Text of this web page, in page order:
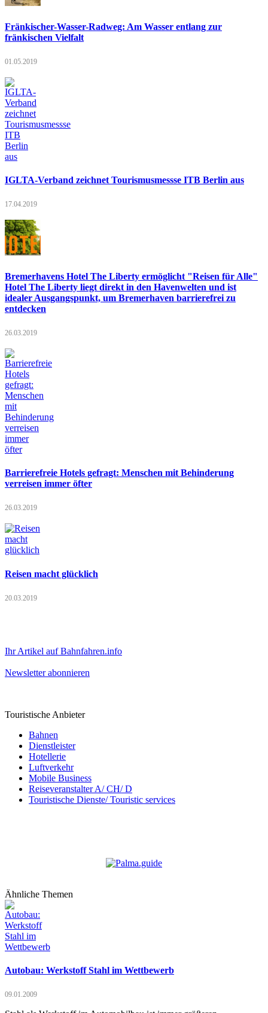
Fränkischer-Wasser-Radweg: Am Wasser entlang zur
fränkischen Vielfalt
01.05.2019
IGLTA-Verband zeichnet Tourismusmessse ITB Berlin aus
17.04.2019
Bremerhavens Hotel The Liberty ermöglicht "Reisen für Alle"
Hotel The Liberty liegt direkt in den Havenwelten und ist
idealer Ausgangspunkt, um Bremerhaven barrierefrei zu
entdecken
26.03.2019
Barrierefreie Hotels gefragt: Menschen mit Behinderung
verreisen immer öfter
26.03.2019
Reisen macht glücklich
20.03.2019
Ihr Artikel auf Bahnfahren.info
Newsletter abonnieren
Touristische Anbieter
Bahnen
Dienstleister
Hotellerie
Luftverkehr
Mobile Business
Reiseveranstalter A/ CH/ D
Touristische Dienste/ Touristic services
Ähnliche Themen
Autobau: Werkstoff Stahl im Wettbewerb
09.01.2009